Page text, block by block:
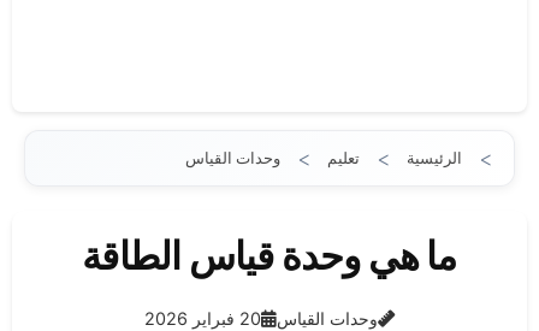
وحدات القياس تعليم الرئيسية
ما هي وحدة قياس الطاقة
الفئة:وحدات القياستاريخ النشر:
20 فبراير 2026